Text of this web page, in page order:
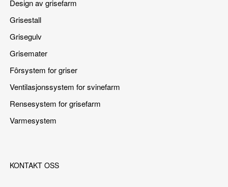
Design av grisefarm
Grisestall
Grisegulv
Grisemater
Fôrsystem for griser
Ventilasjonssystem for svinefarm
Rensesystem for grisefarm
Varmesystem
KONTAKT OSS